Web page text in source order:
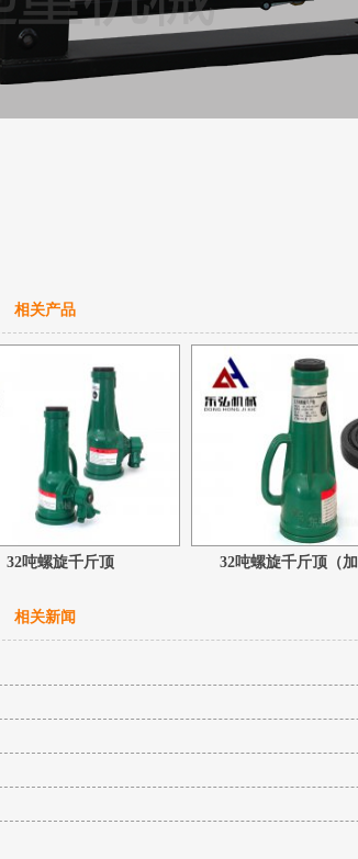
相关产品
旋千斤顶 32吨螺旋千斤顶（加高款）
相关新闻